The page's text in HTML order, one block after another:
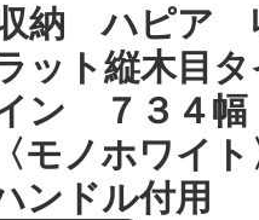
納 ハピア
ット縦木目
ン ７３４
モノホワイ
ドル付用